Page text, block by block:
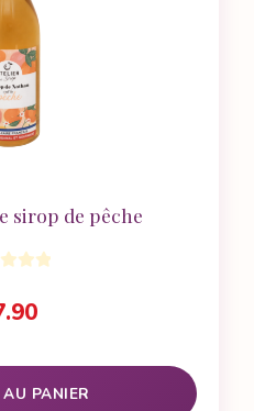
sirop de pêche
PANIER